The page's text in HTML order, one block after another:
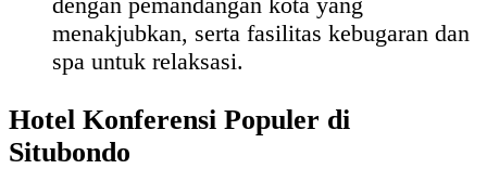
menakjubkan, serta fasilitas kebugaran dan
spa untuk relaksasi.
Hotel Konferensi Populer di
Situbondo